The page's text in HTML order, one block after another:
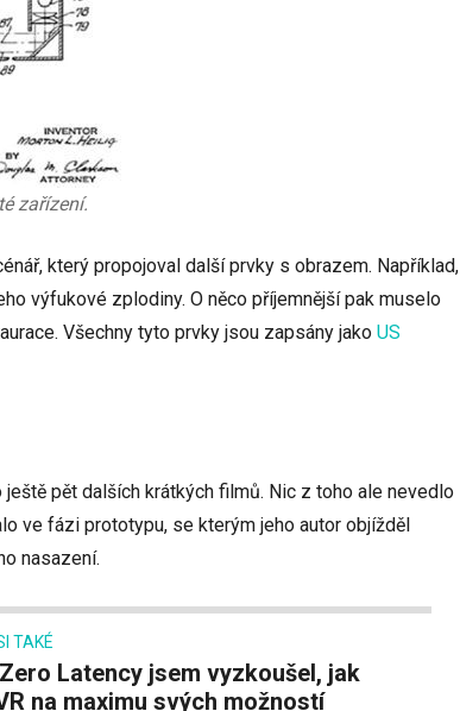
zařízení.
který propojoval další prvky s obrazem. Například,
výfukové zplodiny. O něco příjemnější pak muselo
Všechny tyto prvky jsou zapsány jako US
pět dalších krátkých filmů. Nic z toho ale nevedlo
ve fázi prototypu, se kterým jeho autor objížděl
nasazení.
TAKÉ
na maximu svých možností